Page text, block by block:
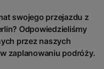
swojego przejazdu z
Odpowiedzieliśmy
przez naszych
zaplanowaniu podróży.